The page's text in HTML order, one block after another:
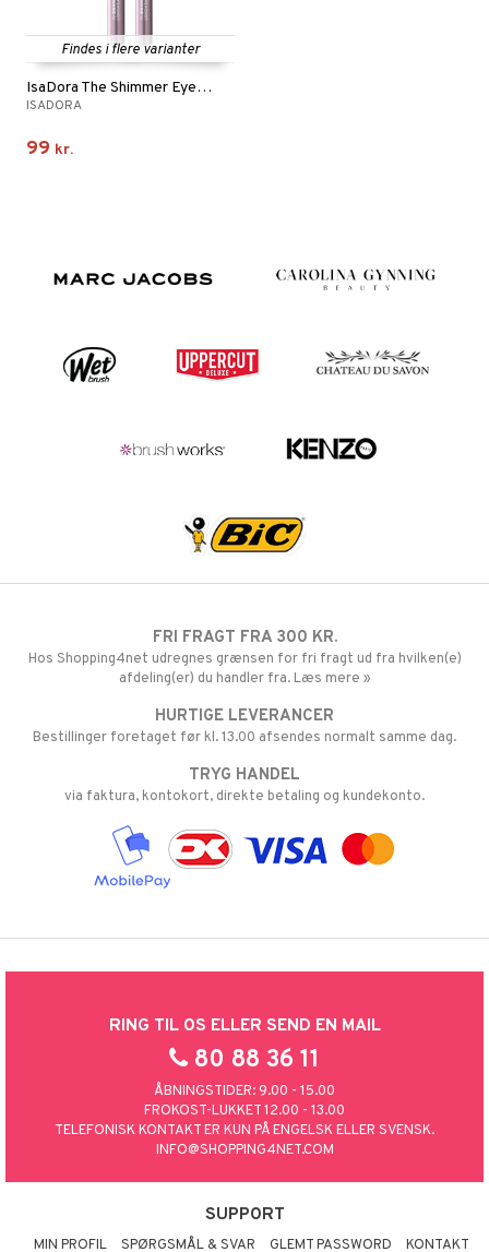
Findes i flere varianter
IsaDora The Shimmer Eyeshadow Stick Longwear
ISADORA
99 kr.
FRI FRAGT FRA 300 KR.
Hos Shopping4net udregnes grænsen for fri fragt ud fra hvilken(e)
afdeling(er) du handler fra. Læs mere »
HURTIGE LEVERANCER
Bestillinger foretaget før kl. 13.00 afsendes normalt samme dag.
TRYG HANDEL
via faktura, kontokort, direkte betaling og kundekonto.
RING TIL OS ELLER SEND EN MAIL
80 88 36 11
ÅBNINGSTIDER: 9.00 - 15.00
FROKOST-LUKKET 12.00 - 13.00
TELEFONISK KONTAKT ER KUN PÅ ENGELSK ELLER SVENSK.
INFO@SHOPPING4NET.COM
SUPPORT
MIN PROFIL SPØRGSMÅL & SVAR GLEMT PASSWORD KONTAKT